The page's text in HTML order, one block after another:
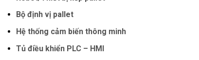
Bộ định vị pallet
Hệ thống cảm biến thông minh
Tủ điều khiển PLC – HMI